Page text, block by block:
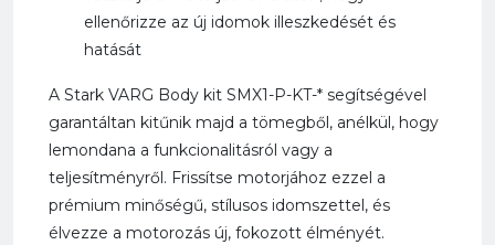
ellenőrizze az új idomok illeszkedését és
hatását
A Stark VARG Body kit SMX1-P-KT-* segítségével
garantáltan kitűnik majd a tömegből, anélkül, hogy
lemondana a funkcionalitásról vagy a
teljesítményről. Frissítse motorjához ezzel a
prémium minőségű, stílusos idomszettel, és
élvezze a motorozás új, fokozott élményét.